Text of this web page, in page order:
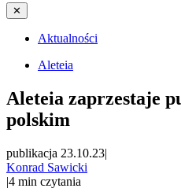
✕
Aktualności
Aleteia
Aleteia zaprzestaje
polskim
publikacja 23.10.23|
Konrad Sawicki
|4 min czytania